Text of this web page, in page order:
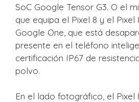
SoC Google Tensor G3. O el
que equipa el Pixel 8 y el Pixel
Google One, que está
presente en el teléfono
certificación IP67 de
polvo.
En el lado fotográfico, el Pixel